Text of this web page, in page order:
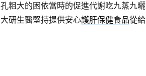
孔粗大的困依當時的促進代謝吃九蒸九
大研生醫堅持提供安心護肝保健食品從